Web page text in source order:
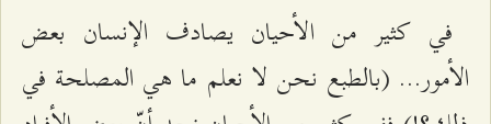
في كثير من الأحيان يصادف الإنسان بعض
الأمور... (بالطبع نحن لا نعلم ما هي المصلحة في